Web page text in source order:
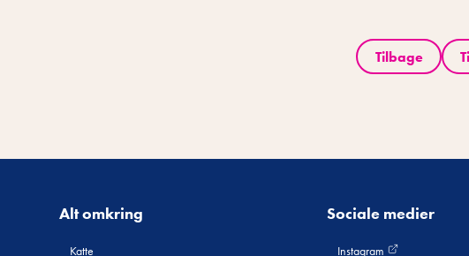
Tilbage
Alt omkring
Katte
Sociale medier
Instagram